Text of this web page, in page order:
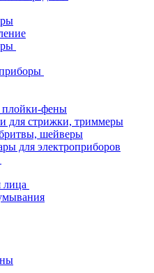
фены
для стрижки, триммеры
шейверы
для электроприборов
лица